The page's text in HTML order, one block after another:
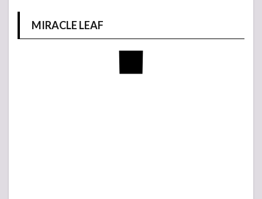
MIRACLE LEAF